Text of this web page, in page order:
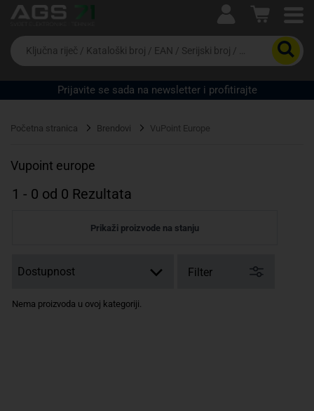
Ova postavka prilagođava asortiman proizvoda i
cijene vašim potrebama.
Da
biste
potražili
proizvod,
unesite
riječ,
EAN
serijski
Prijavite se sada na newsletter i profitirajte
Početna stranica Brendovi VuPoint Europe
Vupoint europe
1 - 0 od 0 Rezultata
Prikaži proizvode na stanju
Filter
Nema proizvoda u ovoj kategoriji.